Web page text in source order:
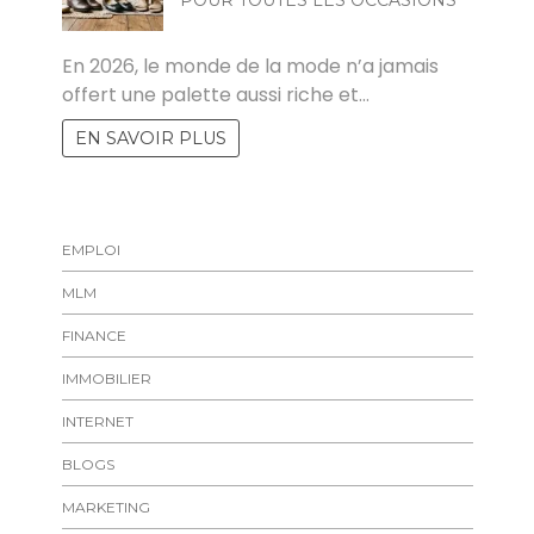
En 2026, le monde de la mode n’a jamais
offert une palette aussi riche et…
EN SAVOIR PLUS
EMPLOI
MLM
FINANCE
IMMOBILIER
INTERNET
BLOGS
MARKETING